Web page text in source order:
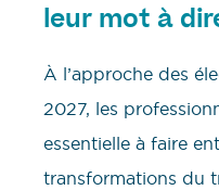
leur mot à
À l’approche des
2027, les
essentielle à faire
transformations du